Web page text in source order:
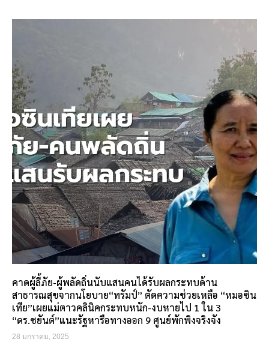
คาดผู้ลี้ภัย-ผู้พลัดถิ่นนับแสนคนได้รับผลกระทบด้าน
สาธารณสุขจากนโยบาย“ทรัมป์” ตัดความช่วยเหลือ “หมอซิน
เทีย”เผยแม่ตาวคลินิคกระทบหนัก-งบหายไป 1 ใน 3
“ดร.ชยันต์”แนะรัฐหารือทางออก 9 ศูนย์พักพิงจริงจัง
28 มกราคม, 2025